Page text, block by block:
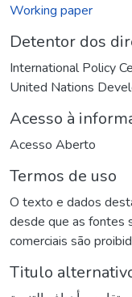
Working paper
Detentor dos
International Policy
United Nations
Acesso à
Acesso Aberto
Termos de uso
O texto e dados
desde que as fontes
comerciais são
Titulo